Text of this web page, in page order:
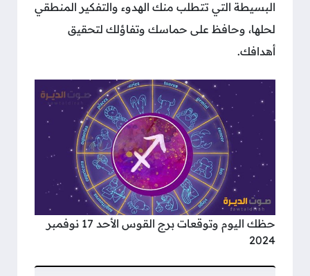
البسيطة التي تتطلب منك الهدوء والتفكير المنطقي
لحلها، وحافظ على حماسك وتفاؤلك لتحقيق
أهدافك.
حظك اليوم وتوقعات برج القوس الأحد 17 نوفمبر
2024